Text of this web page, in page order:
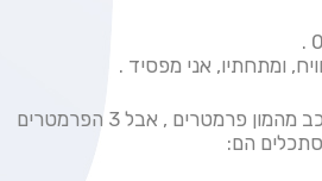
ומתחתיו, אני מפסיד .
ברייק איוון יכול להיות מורכב מהמון פרמטרים , אבל 3 הפרמטרים
הם: